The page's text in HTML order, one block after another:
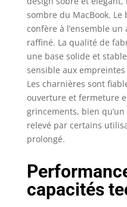
sombre du MacBook.
confère à l’ensemble
raffiné. La qualité de
une base solide et
sensible aux
Les charnières sont
ouverture et fermeture
grincements, bien
relevé par certains
prolongé.
capacités